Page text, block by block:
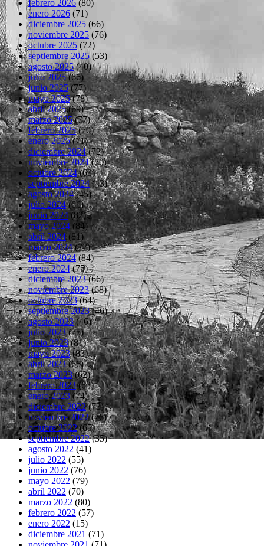
febrero 2026 (80)
enero 2026 (71)
diciembre 2025 (66)
noviembre 2025 (76)
octubre 2025 (72)
septiembre 2025 (53)
agosto 2025(40)
julio 2025(66)
junio 2025(77)
mayo 2025(78)
abril 2025(69)
marzo 2025(77)
febrero 2025(70)
enero 2025(71)
diciembre 2024(72)
noviembre 2024(70)
octubre 2024(63)
septiembre 2024(43)
agosto 2024(45)
julio 2024(66)
junio 2024 (82)
mayo 2024 (84)
abril 2024(81)
marzo 2024(77)
febrero 2024(84)
enero 2024(75)
diciembre 2023(66)
noviembre 2023(68)
octubre 2023(64)
septiembre 2023(46)
agosto 2023(46)
julio 2023(75)
junio 2023(81)
mayo 2023(83)
abril 2023(66)
marzo 2023(62)
febrero 2023(63)
enero 2023(74)
diciembre 2022(73)
noviembre 2022(76)
octubre 2022(65)
septiembre 2022(35)
agosto 2022 (41)
julio 2022 (55)
junio 2022 (76)
mayo 2022 (79)
abril 2022 (70)
marzo 2022 (80)
febrero 2022 (57)
enero 2022 (15)
diciembre 2021 (71)